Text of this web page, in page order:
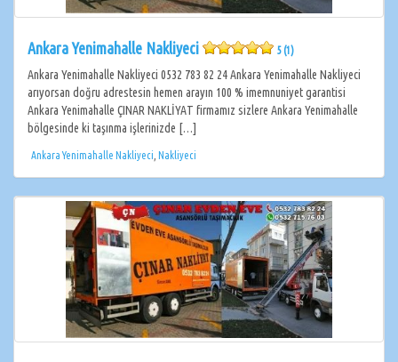
Ankara Yenimahalle Nakliyeci 5 (1)
Ankara Yenimahalle Nakliyeci 0532 783 82 24 Ankara Yenimahalle Nakliyeci
arıyorsan doğru adrestesin hemen arayın 100 % imemnuniyet garantisi
Ankara Yenimahalle ÇINAR NAKLİYAT firmamız sizlere Ankara Yenimahalle
bölgesinde ki taşınma işlerinizde […]
Ankara Yenimahalle Nakliyeci Nakliyeci